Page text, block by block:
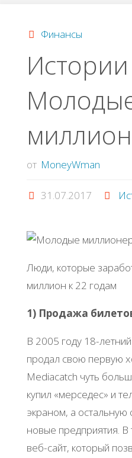
Финансы
Истории
от MoneyWman
31.07.2017
Люди, которые
миллион к 22 годам
1) Продажа
В 2005 году 18-
продал свою первую
Mediacatch чуть
купил «мерседес» и
экраном, а остальную
новые предприятия.
веб-сайт, который